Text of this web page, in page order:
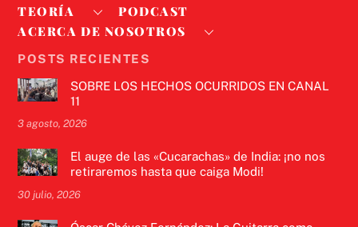
TEORÍA
PODCAST
ACERCA DE NOSOTROS
POSTS RECIENTES
SOBRE LOS HECHOS OCURRIDOS EN CANAL
11
3 agosto, 2026
El auge de las «Cucarachas» de India: ¡no nos
retiraremos hasta que caiga Modi!
30 julio, 2026